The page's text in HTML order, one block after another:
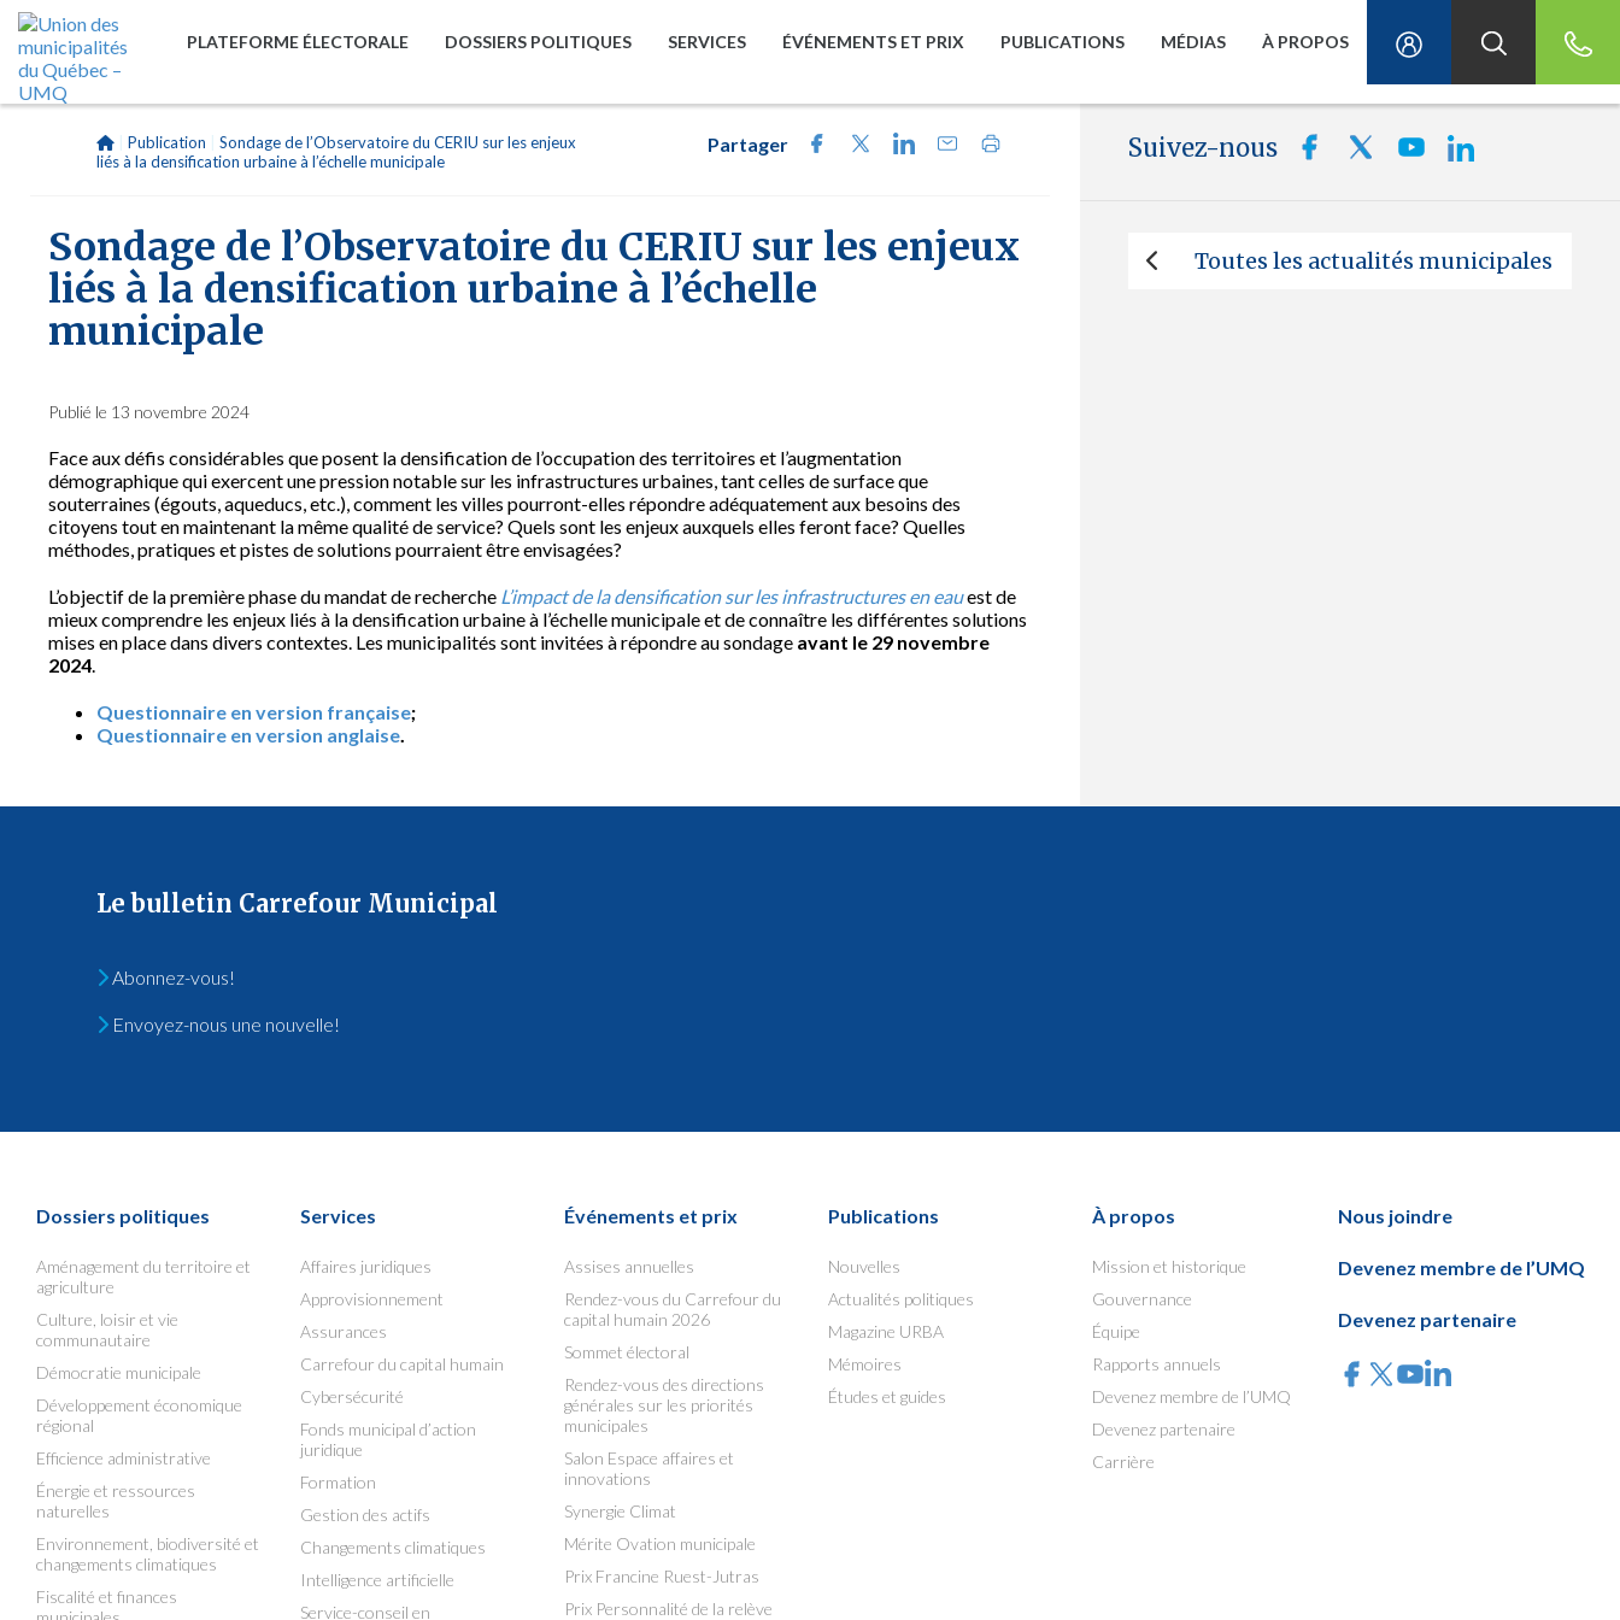
PLATEFORME ÉLECTORALE DOSSIERS POLITIQUES SERVICES ÉVÉNEMENTS ET PRIX PUBLICATIONS MÉDIAS À PROPOS
Publication
Sondage de l’Observatoire du CERIU sur les enjeux
liés à la densification urbaine à l’échelle municipale
Partager
Sondage de l’Observatoire du CERIU sur les enjeux
liés à la densification urbaine à l’échelle
municipale
Publié le 13 novembre 2024
Face aux défis considérables que posent la densification de l’occupation des territoires et l’augmentation
démographique qui exercent une pression notable sur les infrastructures urbaines, tant celles de surface que
souterraines (égouts, aqueducs, etc.), comment les villes pourront-elles répondre adéquatement aux besoins des
citoyens tout en maintenant la même qualité de service? Quels sont les enjeux auxquels elles feront face? Quelles
méthodes, pratiques et pistes de solutions pourraient être envisagées?
L’objectif de la première phase du mandat de recherche L’impact de la densification sur les infrastructures en eauest de
mieux comprendre les enjeux liés à la densification urbaine à l’échelle municipale et de connaître les différentes solutions
mises en place dans divers contextes. Les municipalités sont invitées à répondre au sondage avant le 29 novembre
2024.
Questionnaire en version française;
Questionnaire en version anglaise.
Suivez-nous
Toutes les actualités municipales
Le bulletin Carrefour Municipal
Abonnez-vous!
Envoyez-nous une nouvelle!
Dossiers politiques
Aménagement du territoire et
agriculture
Culture, loisir et vie
communautaire
Démocratie municipale
Développement économique
régional
Efficience administrative
Énergie et ressources
naturelles
Environnement, biodiversité et
changements climatiques
Fiscalité et finances
Services
Affaires juridiques
Approvisionnement
Assurances
Carrefour du capital humain
Cybersécurité
Fonds municipal d’action
juridique
Formation
Gestion des actifs
Changements climatiques
Intelligence artificielle
Service-conseil en
Événements et prix
Assises annuelles
Rendez-vous du Carrefour du
capital humain 2026
Sommet électoral
Rendez-vous des directions
générales sur les priorités
municipales
Salon Espace affaires et
innovations
Synergie Climat
Mérite Ovation municipale
Prix Francine Ruest-Jutras
Prix Personnalité de la relève
Publications
Nouvelles
Actualités politiques
Magazine URBA
Mémoires
Études et guides
À propos
Mission et historique
Gouvernance
Équipe
Rapports annuels
Devenez membre de l’UMQ
Devenez partenaire
Carrière
Nous joindre
Devenez membre de l’UMQ
Devenez partenaire